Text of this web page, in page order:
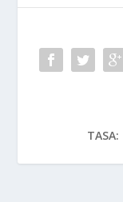
TASA: